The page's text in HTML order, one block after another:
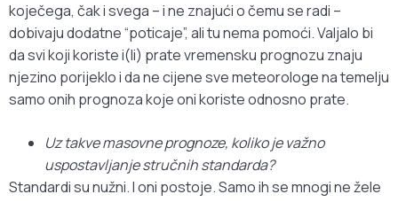
koječega, čak i svega – i ne znajući o čemu se radi –
dobivaju dodatne “poticaje”, ali tu nema pomoći. Valjalo bi
da svi koji koriste i(li) prate vremensku prognozu znaju
njezino porijeklo i da ne cijene sve meteorologe na temelju
samo onih prognoza koje oni koriste odnosno prate.
Uz takve masovne prognoze, koliko je važno
uspostavljanje stručnih standarda?
Standardi su nužni. I oni postoje. Samo ih se mnogi ne žele